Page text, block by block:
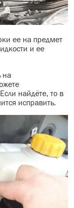
ее на предмет
и ее
на
найдёте, то в
исправить.